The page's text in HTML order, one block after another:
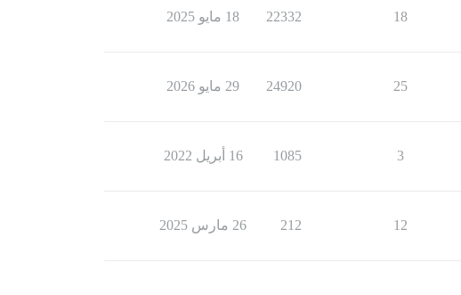
18
22332 18 مايو 2025
25
24920 29 مايو 2026
3
1085 16 أبريل 2022
12
212 26 مارس 2025